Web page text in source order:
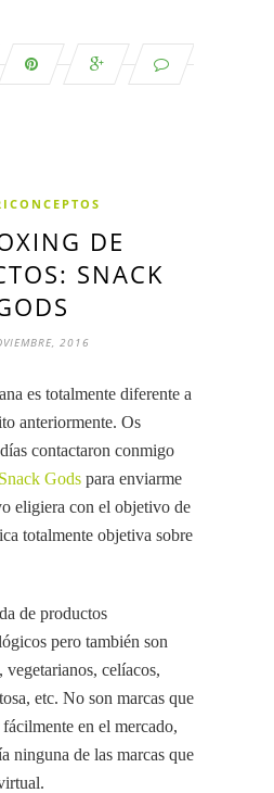
DE
SNACK
2016
es totalmente diferente a
anteriormente. Os
contactaron conmigo
Snack Gods para enviarme
eligiera con el objetivo de
totalmente objetiva sobre
de productos
pero también son
vegetarianos, celíacos,
etc. No son marcas que
en el mercado,
ninguna de las marcas que